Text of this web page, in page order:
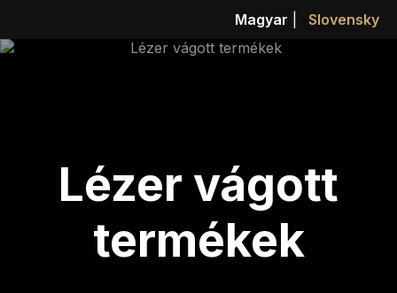
Magyar Slovensky
Lézer vágott
termékek